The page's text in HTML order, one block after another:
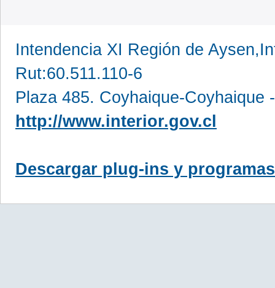
Intendencia XI Región de
Rut:60.511.110-6
Plaza 485. Coyhaique-Coyhaique
http://www.interior.gov.cl
Descargar plug-ins y